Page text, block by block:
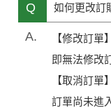
Q 如何更改訂
A.
【修改訂單】
即無法修改
【取消訂單】
訂單尚未進